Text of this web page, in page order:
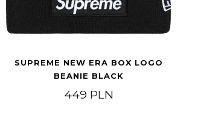
SUPREME NEW ERA BOX LOGO
BEANIE BLACK
449 PLN